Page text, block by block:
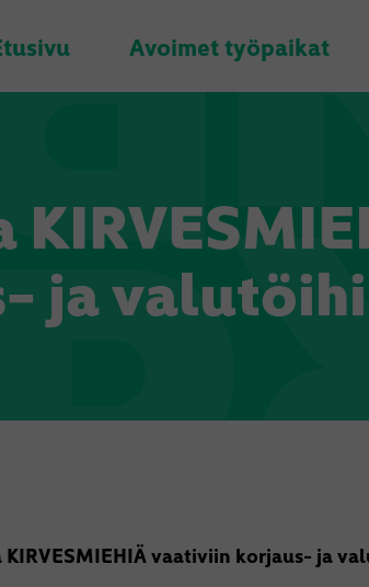
Avoimet työpaikat
ja
KIRVESMIEHIÄ vaativiin korjaus- ja